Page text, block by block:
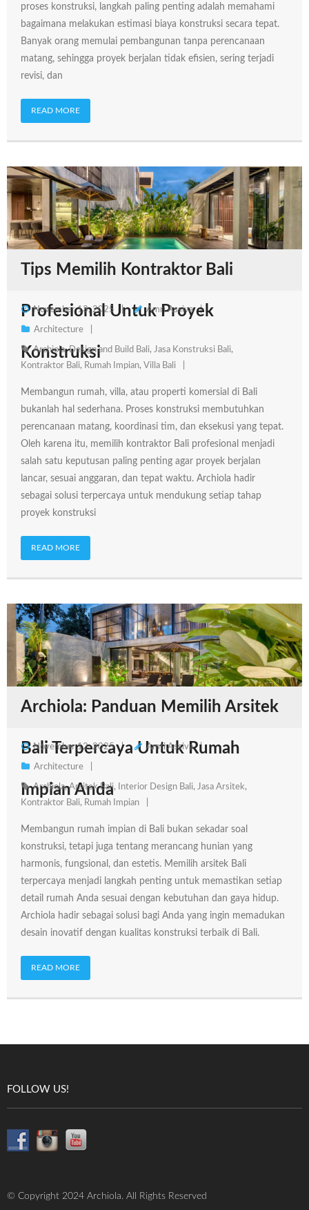
proses konstruksi, langkah paling penting adalah memahami
bagaimana melakukan estimasi biaya konstruksi secara tepat.
Banyak orang memulai pembangunan tanpa perencanaan
matang, sehingga proyek berjalan tidak efisien, sering terjadi
revisi, dan
READ MORE
Tips Memilih Kontraktor Bali
Profesional Untuk Proyek
Konstruksi
November 13, 2025 Amri Assiva
Architecture
Archiola,Design and Build Bali, Jasa Konstruksi Bali,
Kontraktor Bali, Rumah Impian, Villa Bali
Membangun rumah, villa, atau properti komersial di Bali
bukanlah hal sederhana. Proses konstruksi membutuhkan
perencanaan matang, koordinasi tim, dan eksekusi yang tepat.
Oleh karena itu, memilih kontraktor Bali profesional menjadi
salah satu keputusan paling penting agar proyek berjalan
lancar, sesuai anggaran, dan tepat waktu. Archiola hadir
sebagai solusi terpercaya untuk mendukung setiap tahap
proyek konstruksi
READ MORE
Archiola: Panduan Memilih Arsitek
Bali Terpercaya Untuk Rumah
Impian Anda
November 12, 2025 Amri Assiva
Architecture
Archiola,Arsitek Bali, Interior Design Bali, Jasa Arsitek,
Kontraktor Bali, Rumah Impian
Membangun rumah impian di Bali bukan sekadar soal
konstruksi, tetapi juga tentang merancang hunian yang
harmonis, fungsional, dan estetis. Memilih arsitek Bali
terpercaya menjadi langkah penting untuk memastikan setiap
detail rumah Anda sesuai dengan kebutuhan dan gaya hidup.
Archiola hadir sebagai solusi bagi Anda yang ingin memadukan
desain inovatif dengan kualitas konstruksi terbaik di Bali.
READ MORE
FOLLOW US!
© Copyright 2024 Archiola. All Rights Reserved